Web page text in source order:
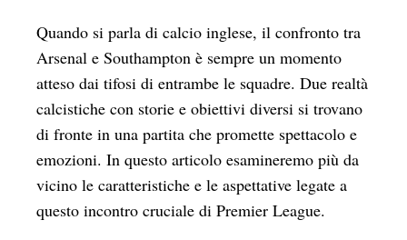
Quando si parla di calcio inglese, il confronto tra
Arsenal e Southampton è sempre un momento
atteso dai tifosi di entrambe le squadre. Due realtà
calcistiche con storie e obiettivi diversi si trovano
di fronte in una partita che promette spettacolo e
emozioni. In questo articolo esamineremo più da
vicino le caratteristiche e le aspettative legate a
questo incontro cruciale di Premier League.